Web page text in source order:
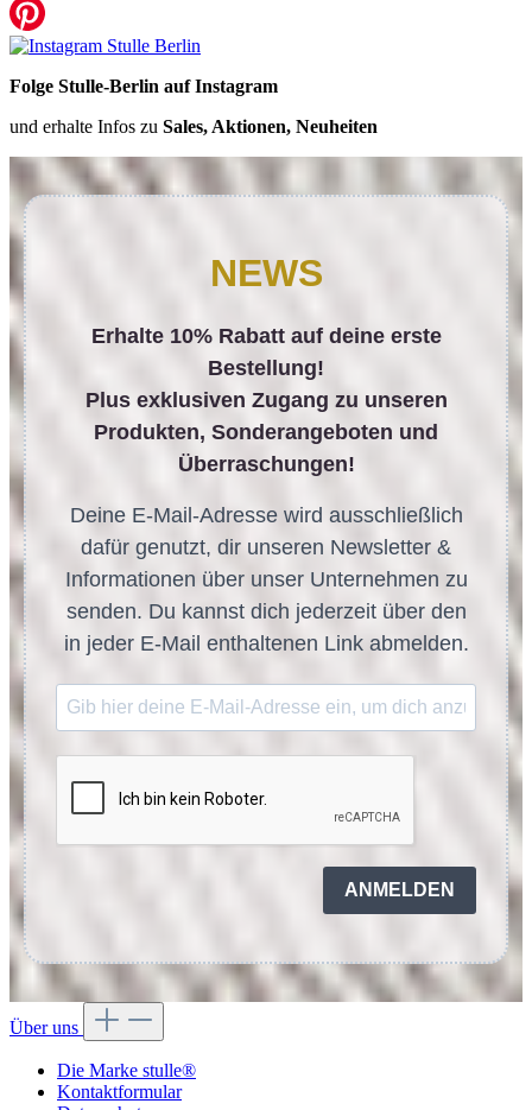
Folge Stulle-Berlin auf Instagram
und erhalte Infos zu Sales, Aktionen, Neuheiten
NEWS
Erhalte 10% Rabatt auf deine erste
Bestellung!
Plus exklusiven Zugang zu unseren
Produkten, Sonderangeboten und
Überraschungen!
Deine E-Mail-Adresse wird ausschließlich
dafür genutzt, dir unseren Newsletter &
Informationen über unser Unternehmen zu
senden. Du kannst dich jederzeit über den
in jeder E-Mail enthaltenen Link abmelden.
ANMELDEN
Über uns
Die Marke stulle®
Kontaktformular